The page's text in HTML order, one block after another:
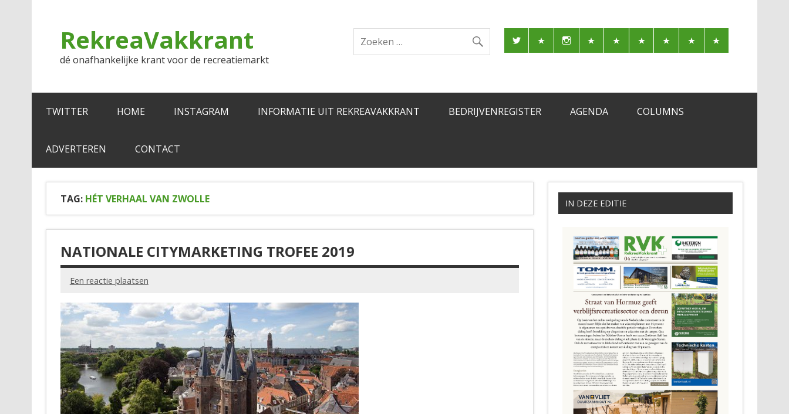
RekreaVakkrant
dé onafhankelijke krant voor de recreatiemarkt
TWITTER HOME INSTAGRAM INFORMATIE UIT REKREAVAKKRANT BEDRIJVENREGISTER AGENDA COLUMNS
ADVERTEREN CONTACT
TAG: HÉT VERHAAL VAN ZWOLLE
NATIONALE CITYMARKETING TROFEE 2019
Een reactie plaatsen
IN DEZE EDITIE